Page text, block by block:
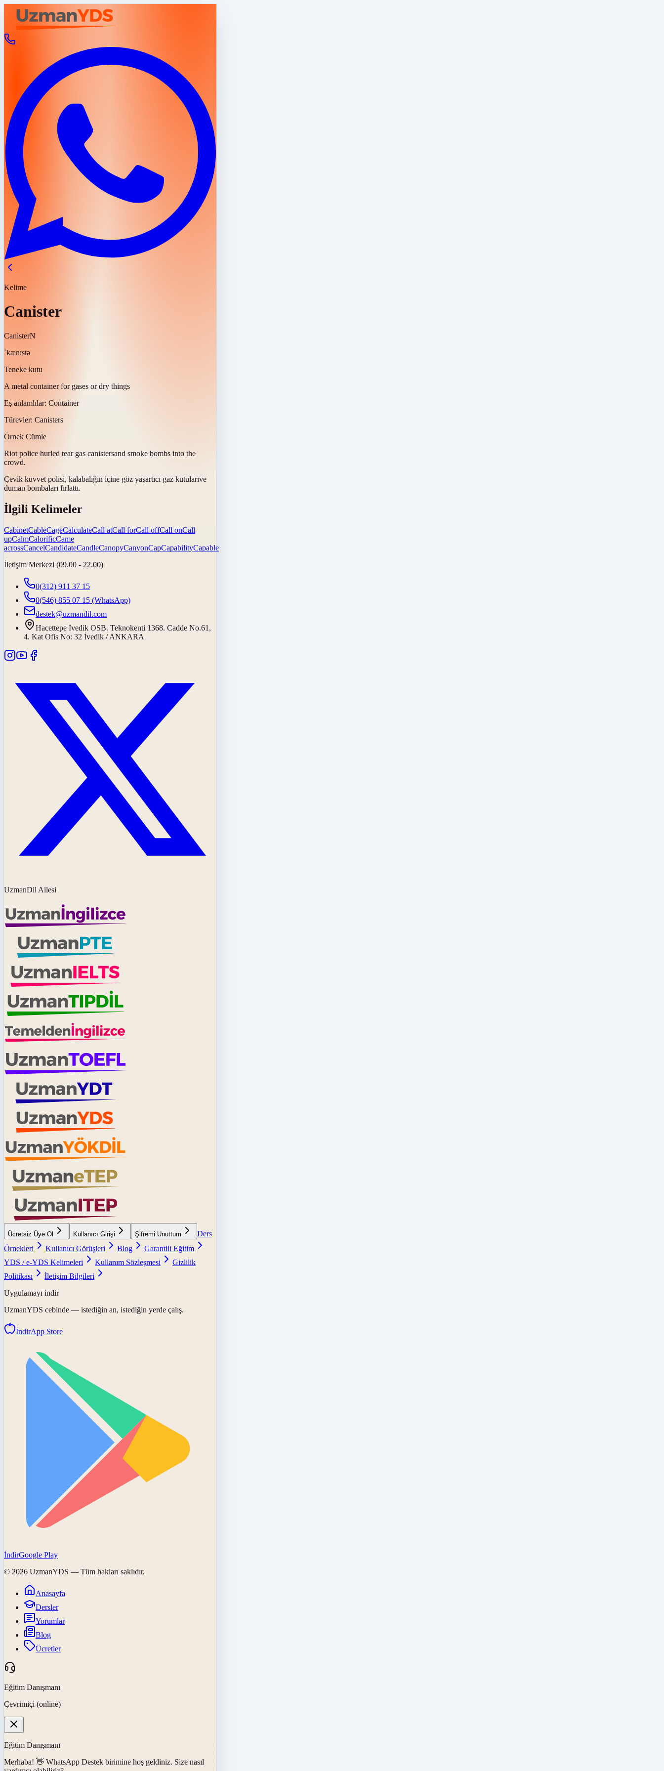
Kelime
Canister
CanisterN
ˈkænɪstə
Teneke kutu
A metal container for gases or dry things
Eş anlamlılar: Container
Türevler: Canisters
Örnek Cümle
Riot police hurled tear gas canistersand smoke bombs into the
crowd.
Çevik kuvvet polisi, kalabalığın içine göz yaşartıcı gaz kutularıve
duman bombaları fırlattı.
İlgili Kelimeler
CabinetCableCageCalculateCall atCall forCall offCall onCall
upCalmCalorificCame
acrossCancelCandidateCandleCanopyCanyonCapCapabilityCapable
İletişim Merkezi (09.00 - 22.00)
0(312) 911 37 15
0(546) 855 07 15 (WhatsApp)
destek@uzmandil.com
Hacettepe İvedik OSB. Teknokenti 1368. Cadde No.61,
4. Kat Ofis No: 32 İvedik / ANKARA
UzmanDil Ailesi
Ücretsiz Üye Ol Kullanıcı Girişi Şifremi Unuttum
Ders
Örnekleri
Kullanıcı Görüşleri Blog
Garantili Eğitim
YDS / e-YDS Kelimeleri
Kullanım Sözleşmesi
Gizlilik
Politikası
İletişim Bilgileri
Uygulamayı indir
UzmanYDS cebinde — istediğin an, istediğin yerde çalış.
İndirApp Store
İndirGoogle Play
© 2026 UzmanYDS — Tüm hakları saklıdır.
Anasayfa
Dersler
Yorumlar
Blog
Ücretler
Eğitim Danışmanı
Çevrimiçi (online)
Eğitim Danışmanı
Merhaba! 👋 WhatsApp Destek birimine hoş geldiniz. Size nasıl